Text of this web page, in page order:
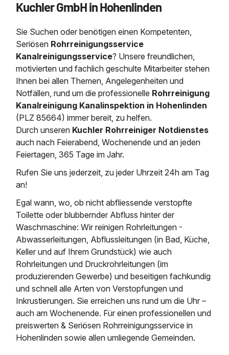
Kanalreinigung
Kanalinspektion
Grubenentleerung
24h Notdienst
Kosten Preise
Rohrreinigungsdienst
Wasserhaltung
Entleerung und Reinigung
Grubenentleerung und
Sickerschacht Reinigung
Abfallzwischenlager
Austausch von
Schießstandsanierung -
Geschosssandfang
Fettabscheider
Saugbagger / LuftförderanlageSaugbagger für Tiefbau
Saugbagger und Pumpen
Fermenter-Entleerung
Regenrückhaltebecken
Entschlammung
Trockensaugen von
etc.
Weitere Services mit
Heizung / Sanitär
Tiefbau
Unternehmen
Zertifikate /
Stellenangebote
Kontakt
Kuchler GmbH in Hohenlinden
Sie Suchen oder benötigen einen Kompetenten,
Seriösen Rohrreinigungsservice
Kanalreinigungsservice? Unsere freundlichen,
motivierten und fachlich geschulte Mitarbeiter stehen
Ihnen bei allen Themen, Angelegenheiten und
Notfällen, rund um die professionelle Rohrreinigung
Kanalreinigung Kanalinspektion in Hohenlinden
(PLZ 85664) immer bereit, zu helfen.
Durch unseren Kuchler Rohrreiniger Notdienstes
auch nach Feierabend, Wochenende und an jeden
Feiertagen, 365 Tage im Jahr.
Rufen Sie uns jederzeit, zu jeder Uhrzeit 24h am Tag
an!
Egal wann, wo, ob nicht abfliessende verstopfte
Toilette oder blubbernder Abfluss hinter der
Waschmaschine: Wir reinigen Rohrleitungen -
Abwasserleitungen, Abflussleitungen (in Bad, Küche,
Keller und auf Ihrem Grundstück) wie auch
Rohrleitungen und Druckrohrleitungen (im
produzierenden Gewerbe) und beseitigen fachkundig
und schnell alle Arten von Verstopfungen und
Inkrustierungen. Sie erreichen uns rund um die Uhr –
auch am Wochenende. Für einen professionellen und
preiswerten & Seriösen Rohrreinigungsservice in
Hohenlinden sowie allen umliegende Gemeinden.